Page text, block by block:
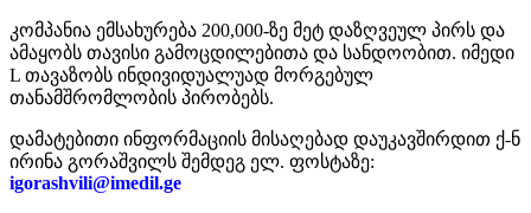
კომპანია ემსახურება 200,000-ზე მეტ დაზღვეულ პირს და
ამაყობს თავისი გამოცდილებითა და სანდოობით. იმედი
L თავაზობს ინდივიდუალუად მორგებულ
თანამშრომლობის პირობებს.
დამატებითი ინფორმაციის მისაღებად დაუკავშირდით ქ-ნ
ირინა გორაშვილს შემდეგ ელ. ფოსტაზე:
igorashvili@imedil.ge